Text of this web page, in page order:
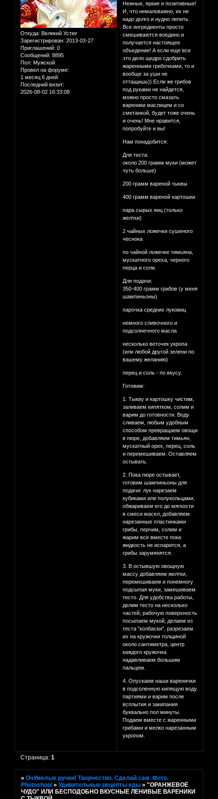
Откуда: Великий Устюг
Зарегистрирован: 2013-03-27
Приглашений: 0
Сообщений: 8895
Пол: Мужской
Провел на форуме:
1 месяц 6 дней
Последний визит:
2026-08-02 16:33:08
Нежные, яркие и позитивные!
И, что немаловажно, их не
надо долго и нудно лепить.
Все ингредиенты просто
смешиваются воедино и
получается настоящее
объедение! А если еще все
это дело щедро сдобрить
жаренными грибочками, то и
вообще за уши не
оттащишь)) Если же грибов
под руками не найдется,
можно просто смазать
вареники маслицем и со
сметанкой, будет тоже очень
и очень! Мне нравится,
попробуйте и вы!
Нам понадобится:
Для теста:
около 200 грамм муки (может
чуть больше)
200 грамм вареной тыквы
400 грамм вареной картошки
пара сырых яиц (только
желтки)
2 чайных ложечки сушеного
чеснока
по чайной ложечке тимьяна,
мускатного ореха, черного
перца и соли.
Для подачи:
350-400 грамм грибов (у меня
шампиньоны)
парочка средних луковиц
немного сливочного и
подсолнечного масла
несколько веточек укропа
(или любой другой зелени по
вашему желанию)
перец и соль - по вкусу.
Готовим:
1. Тыкву и картошку чистим,
заливаем кипятком, солим и
варим до готовности. Воду
сливаем, любым удобным
способом превращаем овощи
в пюре, добавляем тимьян,
мускатный орех, перец, соль
и перемешиваем. Оставляем
остывать.
2. Пока пюре остывает,
готовим шампиньоны для
подачи: лук нарезаем
кубиками или полукольцами,
обжариваем его до мягкости
в смеси масел, добавляем
нарезанные пластинками
грибы, перчим, солим и
жарим все вместе пока
жидкость не испарится, а
грибы зарумянятся.
3. В остывшую овощную
массу добавляем желтки,
перемешиваем и понемногу
подсыпая муки, замешиваем
тесто. Для удобства работы,
делим тесто на несколько
частей, рабочую поверхность
посыпаем мукой, делаем из
теста "колбаски", разрезаем
их на кружочки толщиной
около сантиметра, центр
каждого кружочка
надавливаем большим
пальцем.
4. Опускаем наши варенички
в подсоленную кипящую воду
партиями и варим после
всплытия и закипания
буквально пол минуты.
Подаем вместе с жаренными
грибами и мелко нарезанным
укропом.
Страница:1
»ОчУмелые ручки! Творчество. Сделай сам. Фото.
Photoshop/ »Удивительные рецепты еды »"ОРАНЖЕВОЕ
ЧУДО" ИЛИ БЕСПОДОБНО ВКУСНЫЕ ЛЕНИВЫЕ ВАРЕНИКИ